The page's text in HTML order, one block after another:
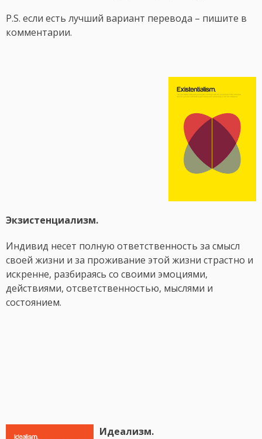
P.S. если есть лучший вариант перевода – пишите в
комментарии.
Экзистенциализм.
Индивид несет полную ответственность за смысл
своей жизни и за проживание этой жизни страстно и
искренне, разбираясь со своими эмоциями,
действиями, отсветственностью, мыслями и
состоянием.
Идеализм.